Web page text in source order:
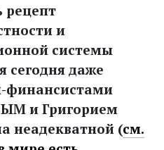
рецепт
и
системы
сегодня даже
финансистами
и Григорием
неадекватной (см.